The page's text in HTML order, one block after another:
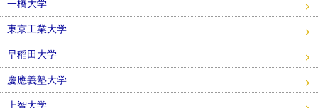
一橋大学
東京工業大学
早稲田大学
慶應義塾大学
上智大学